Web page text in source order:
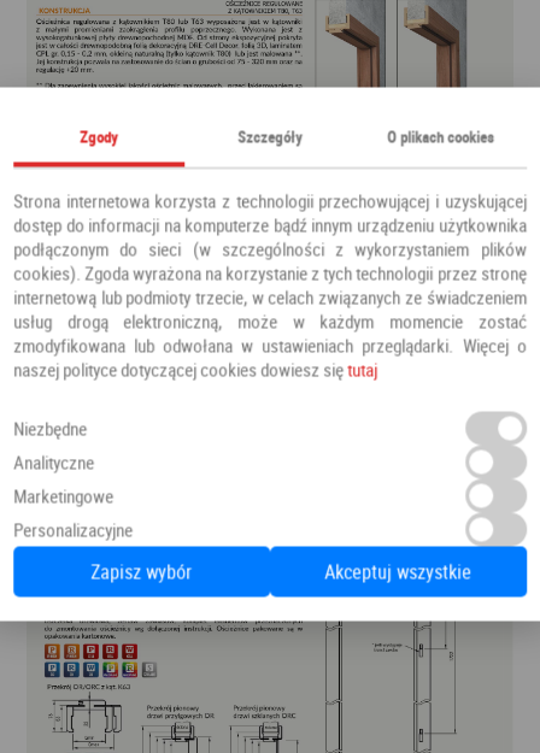
Zgody Szczegóły O plikach cookies
Strona internetowa korzysta z technologii przechowującej i uzyskującej
dostęp do informacji na komputerze bądź innym urządzeniu użytkownika
podłączonym do sieci (w szczególności z wykorzystaniem plików
cookies). Zgoda wyrażona na korzystanie z tych technologii przez stronę
internetową lub podmioty trzecie, w celach związanych ze świadczeniem
usług drogą elektroniczną, może w każdym momencie zostać
zmodyfikowana lub odwołana w ustawieniach przeglądarki. Więcej o
naszej polityce dotyczącej cookies dowiesz siętutaj
Niezbędne
Analityczne
Marketingowe
Personalizacyjne
Zapisz wybór Akceptuj wszystkie